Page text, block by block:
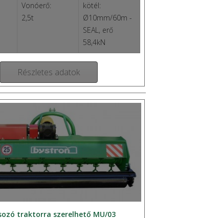
Vonóerő:
2,5t
kötél:
Ø10mm/60m -
SEAL, erő
58,4kN
Részletes adatok
traktorra szerelhető MU/03